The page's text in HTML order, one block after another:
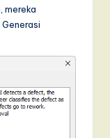
mereka